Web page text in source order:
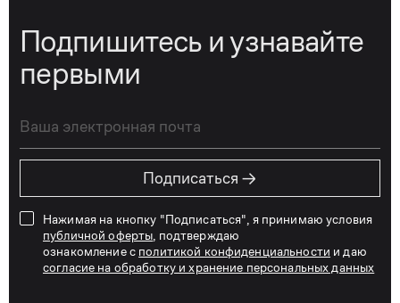
Подпишитесь и узнавайте
первыми
Подписаться →
Нажимая на кнопку "Подписаться", я принимаю условия
публичной оферты , подтверждаю
ознакомление с политикой конфиденциальности и даю
согласие на обработку и хранение персональных данных